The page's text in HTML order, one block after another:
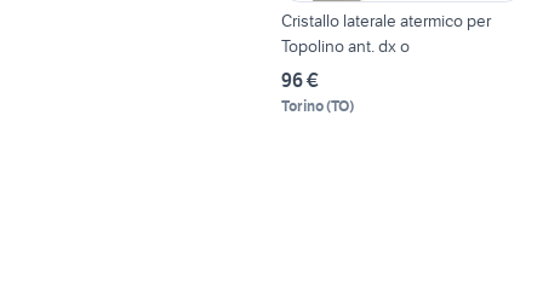
Cristallo laterale atermico per
Topolino ant. dx o
96 €
Torino(TO)